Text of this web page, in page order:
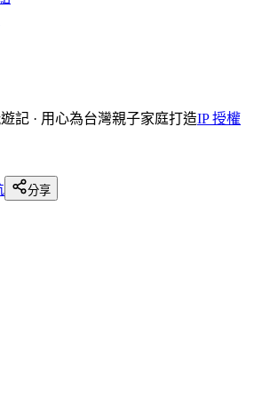
記 · 用心為台灣親子家庭打造IP 授權
分享